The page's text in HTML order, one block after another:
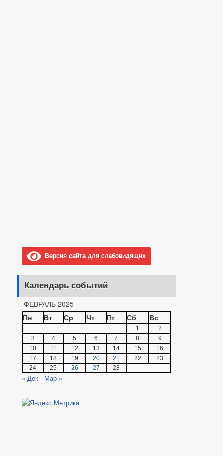
Версия сайта для слабовидящих
Календарь событий
ФЕВРАЛЬ 2025
Пн
Вт Ср Чт Пт Сб Вс
1
2
3
4 5 6 7 8
9
10
11 12 13 14 15
16
17
18 19 20 21 22
23
24
25 26 27 28
« Дек Мар »